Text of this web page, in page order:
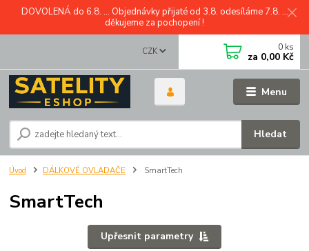
DOVOLENÁ do 6.8. ... Objednávky přijaté od 3.8. odesíláme 7.8. ...
děkujeme za pochopení !
Menu
CZK
Hledat
0 ks
za 0,00 Kč
Úvod DÁLKOVÉ OVLADAČE SmartTech
SmartTech
Upřesnit parametry